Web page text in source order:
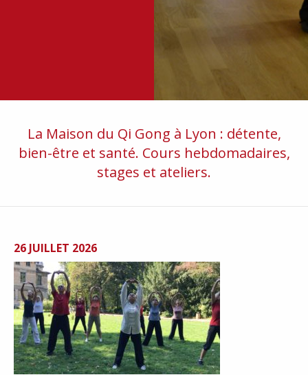
La Maison du Qi Gong à Lyon : détente,
bien-être et santé. Cours hebdomadaires,
stages et ateliers.
26 JUILLET 2026